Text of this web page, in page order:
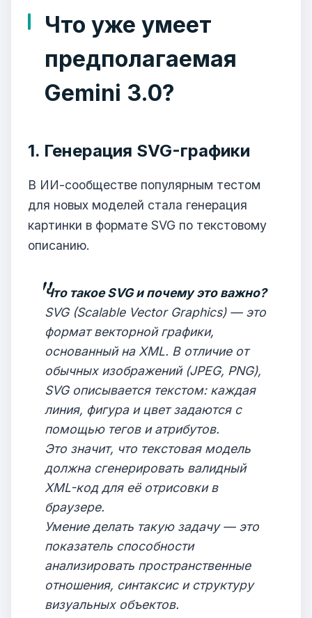
Что уже умеет
предполагаемая
Gemini 3.0?
1. Генерация SVG-графики
В ИИ-сообществе популярным тестом
для новых моделей стала генерация
картинки в формате SVG по текстовому
описанию.
Что такое SVG и почему это важно?
SVG (Scalable Vector Graphics) — это
формат векторной графики,
основанный на XML. В отличие от
обычных изображений (JPEG, PNG),
SVG описывается текстом: каждая
линия, фигура и цвет задаются с
помощью тегов и атрибутов.
Это значит, что текстовая модель
должна сгенерировать валидный
XML-код для её отрисовки в
браузере.
Умение делать такую задачу — это
показатель способности
анализировать пространственные
отношения, синтаксис и структуру
визуальных объектов.